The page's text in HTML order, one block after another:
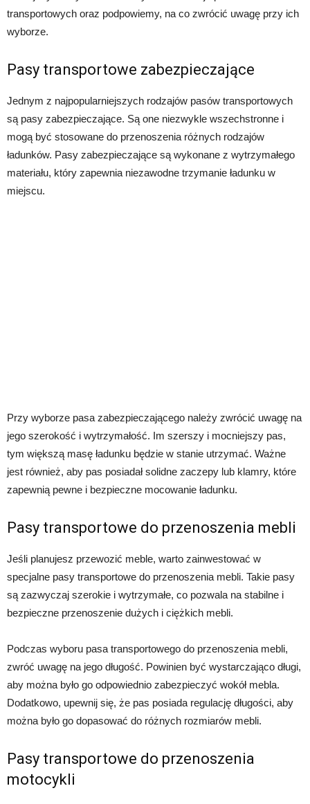
transportowych oraz podpowiemy, na co zwrócić uwagę przy ich
wyborze.
Pasy transportowe zabezpieczające
Jednym z najpopularniejszych rodzajów pasów transportowych
są pasy zabezpieczające. Są one niezwykle wszechstronne i
mogą być stosowane do przenoszenia różnych rodzajów
ładunków. Pasy zabezpieczające są wykonane z wytrzymałego
materiału, który zapewnia niezawodne trzymanie ładunku w
miejscu.
Przy wyborze pasa zabezpieczającego należy zwrócić uwagę na
jego szerokość i wytrzymałość. Im szerszy i mocniejszy pas,
tym większą masę ładunku będzie w stanie utrzymać. Ważne
jest również, aby pas posiadał solidne zaczepy lub klamry, które
zapewnią pewne i bezpieczne mocowanie ładunku.
Pasy transportowe do przenoszenia mebli
Jeśli planujesz przewozić meble, warto zainwestować w
specjalne pasy transportowe do przenoszenia mebli. Takie pasy
są zazwyczaj szerokie i wytrzymałe, co pozwala na stabilne i
bezpieczne przenoszenie dużych i ciężkich mebli.
Podczas wyboru pasa transportowego do przenoszenia mebli,
zwróć uwagę na jego długość. Powinien być wystarczająco długi,
aby można było go odpowiednio zabezpieczyć wokół mebla.
Dodatkowo, upewnij się, że pas posiada regulację długości, aby
można było go dopasować do różnych rozmiarów mebli.
Pasy transportowe do przenoszenia
motocykli